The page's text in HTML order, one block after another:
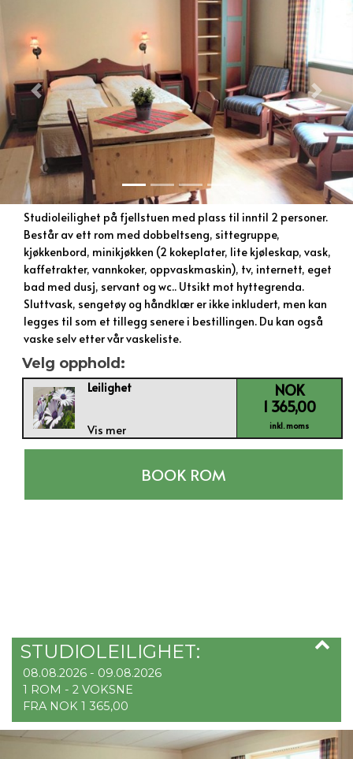
Previous Next
Studioleilighet på fjellstuen med plass til inntil 2 personer.
Består av ett rom med dobbeltseng, sittegruppe,
kjøkkenbord, minikjøkken (2 kokeplater, lite kjøleskap, vask,
kaffetrakter, vannkoker, oppvaskmaskin), tv, internett, eget
bad med dusj, servant og wc.. Utsikt mot hyttegrenda.
Sluttvask, sengetøy og håndklær er ikke inkludert, men kan
legges til som et tillegg senere i bestillingen. Du kan også
vaske selv etter vår vaskeliste.
Velg opphold:
Leilighet
Vis mer
NOK
1 365,00
inkl. moms
BOOK ROM
STUDIOLEILIGHET:
08.08.2026 - 09.08.2026
1 ROM - 2 VOKSNE
FRA NOK 1 365,00